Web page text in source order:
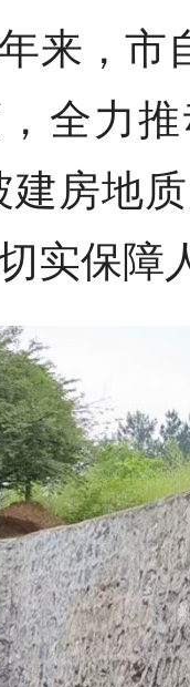
来，市
全力
建房地
实保障